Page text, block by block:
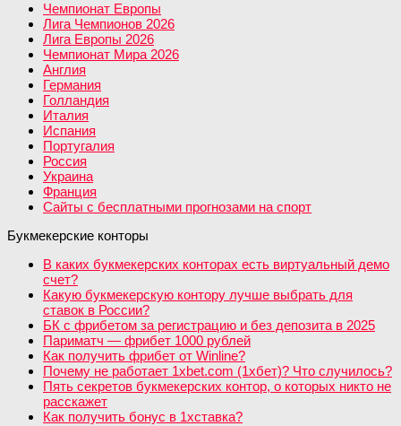
Чемпионат Европы
Лига Чемпионов 2026
Лига Европы 2026
Чемпионат Мира 2026
Англия
Германия
Голландия
Италия
Испания
Португалия
Россия
Украина
Франция
Сайты с бесплатными прогнозами на спорт
Букмекерские конторы
В каких букмекерских конторах есть виртуальный демо
счет?
Какую букмекерскую контору лучше выбрать для
ставок в России?
БК с фрибетом за регистрацию и без депозита в 2025
Париматч — фрибет 1000 рублей
Как получить фрибет от Winline?
Почему не работает 1xbet.com (1хбет)? Что случилось?
Пять секретов букмекерских контор, о которых никто не
расскажет
Как получить бонус в 1хставка?